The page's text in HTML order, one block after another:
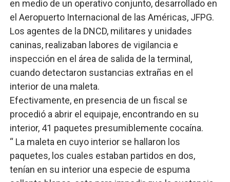
Candidato a presidente del Colegio de Notarios hace
Digecac realizará Primer Festival de Plantas 2026
Josefa Castillo: Liderazgo y Transformación Social al
Lee Ballester a los que se forman como agentes
Operativo Interinstitucional “Compromiso Ambiental
Trabajadores de la prensa y Obispado de la Provincia
en medio de un operativo conjunto, desarrollado en
el Aeropuerto Internacional de las Américas, JFPG.
Los agentes de la DNCD, militares y unidades
caninas, realizaban labores de vigilancia e
inspección en el área de salida de la terminal,
cuando detectaron sustancias extrañas en el
interior de una maleta.
Efectivamente, en presencia de un fiscal se
procedió a abrir el equipaje, encontrando en su
interior, 41 paquetes presumiblemente cocaína.
“ La maleta en cuyo interior se hallaron los
paquetes, los cuales estaban partidos en dos,
tenían en su interior una especie de espuma